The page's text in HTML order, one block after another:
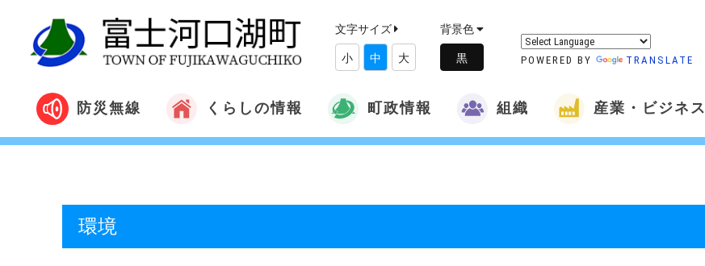
文字サイズ
小 中 大
背景色
POWERED BY TRANSLATE
防災無線 くらしの情報 町政情報 組織 産業・ビジネス
環境